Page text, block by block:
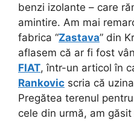
benzi izolante – care
amintire. Am mai
fabrica “Zastava” din
aflasem că ar fi fost
FIAT, într-un articol în
Rankovic scria că
Pregătea terenul
cele din urmă, am găsit